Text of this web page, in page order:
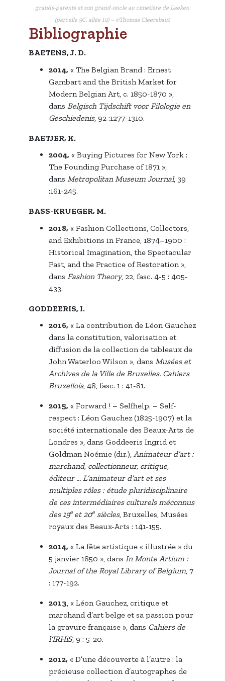
grands-parents et son grand-oncle au cimetière de Laeken
(parcelle 9C, allée 10) – ©Thomas Cleerebaut
Bibliographie
BAETENS, J. D.
2014, « The Belgian Brand : Ernest
Gambart and the British Market for
Modern Belgian Art, c. 1850-1870 »,
dans Belgisch Tijdschift voor Filologie en
Geschiedenis, 92 :1277-1310.
BAETJER, K.
2004, « Buying Pictures for New York :
The Founding Purchase of 1871 »,
dans Metropolitan Museum Journal, 39
:161-245.
BASS-KRUEGER, M.
2018, « Fashion Collections, Collectors,
and Exhibitions in France, 1874–1900 :
Historical Imagination, the Spectacular
Past, and the Practice of Restoration »,
dans Fashion Theory, 22, fasc. 4-5 : 405-
433.
GODDEERIS, I.
2016, « La contribution de Léon Gauchez
dans la constitution, valorisation et
diffusion de la collection de tableaux de
John Waterloo Wilson », dans Musées et
Archives de la Ville de Bruxelles. Cahiers
Bruxellois, 48, fasc. 1 : 41-81.
2015, « Forward ! – Selfhelp. – Self-
respect : Léon Gauchez (1825-1907) et la
société internationale des Beaux-Arts de
Londres », dans Goddeeris Ingrid et
Goldman Noémie (dir.), Animateur d’art :
marchand, collectionneur, critique,
éditeur … L’animateur d’art et ses
multiples rôles : étude pluridisciplinaire
de ces intermédiaires culturels méconnus
des 19e et 20esiècles, Bruxelles, Musées
royaux des Beaux-Arts : 141-155.
2014, « La fête artistique « illustrée » du
5 janvier 1850 », dans In Monte Artium :
Journal of the Royal Library of Belgium, 7
: 177-192.
2013, « Léon Gauchez, critique et
marchand d’art belge et sa passion pour
la gravure française », dans Cahiers de
l’IRHiS, 9 : 5-20.
2012, « D’une découverte à l’autre : la
précieuse collection d’autographes de